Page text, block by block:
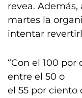
revea.
martes la
intentar
“Con el 100
entre el 50 o
el 55 por ciento